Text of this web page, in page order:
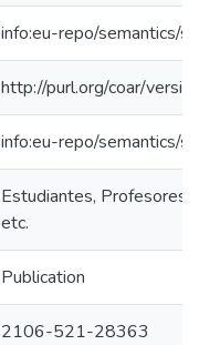
info:eu-repo/semantics/
http://purl.org/coar/
info:eu-repo/semantics/
Estudiantes, Profesores,
etc.
Publication
2106-521-28363